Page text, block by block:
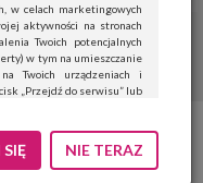
w celach marketingowych
aktywności na stronach
Twoich potencjalnych
w tym na umieszczanie
Twoich urządzeniach i
„Przejdź do serwisu” lub
zakres zgody, w tym
NIE TERAZ